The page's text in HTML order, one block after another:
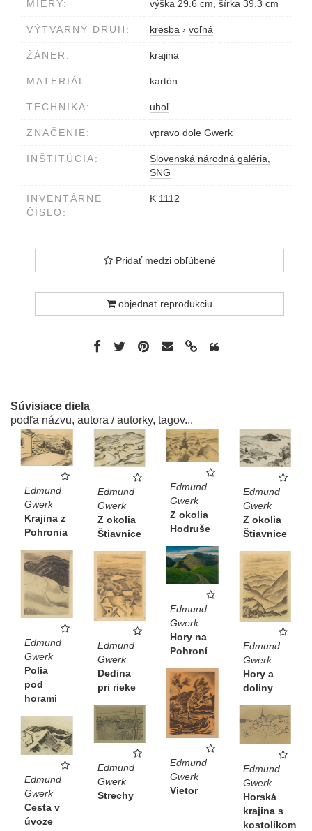
MIERY: výška 29.6 cm, šírka 39.3 cm
VÝTVARNÝ DRUH: kresba › voľná
ŽÁNER: krajina
MATERIÁL: kartón
TECHNIKA: uhoľ
ZNAČENIE: vpravo dole Gwerk
INŠTITÚCIA:
Slovenská národná galéria,
SNG
INVENTÁRNE
ČÍSLO:
K 1112
Pridať medzi obľúbené
objednať reprodukciu
Súvisiace diela
podľa názvu, autora / autorky, tagov...
Edmund
Gwerk
Krajina z
Pohronia
Edmund
Gwerk
Z okolia
Štiavnice
Edmund
Gwerk
Z okolia
Hodruše
Edmund
Gwerk
Z okolia
Štiavnice
Edmund
Gwerk
Hory na
Pohroní
Edmund
Gwerk
Polia
pod
horami
Edmund
Gwerk
Hory a
doliny
Edmund
Gwerk
Dedina
pri rieke
Edmund
Gwerk
Vietor
Edmund
Gwerk
Strechy
Edmund
Gwerk
Horská
krajina s
kostolíkom
Edmund
Gwerk
Cesta v
úvoze